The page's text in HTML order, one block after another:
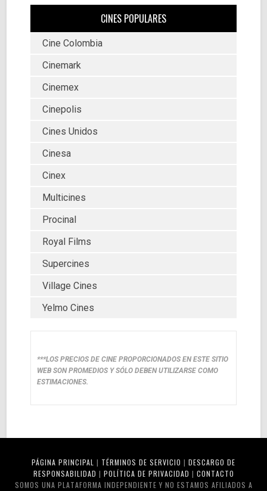
CINES POPULARES
Cine Colombia
Cinemark
Cinemex
Cinepolis
Cines Unidos
Cinesa
Cinex
Multicines
Procinal
Royal Films
Supercines
Village Cines
Yelmo Cines
***LOS PRECIOS DE CINE PROPORCIONADOS EN ESTE SITIO
WEB SON PROMEDIOS Y SÓLO DEBEN UTILIZARSE COMO
ESTIMACIONES.
PÁGINA PRINCIPAL | TÉRMINOS DE SERVICIO | DESCARGO DE
RESPONSABILIDAD | POLÍTICA DE PRIVACIDAD | CONTACTO
SOMOS UNA PLATAFORMA INDEPENDIENTE Y NO ESTAMOS AFILIADOS A